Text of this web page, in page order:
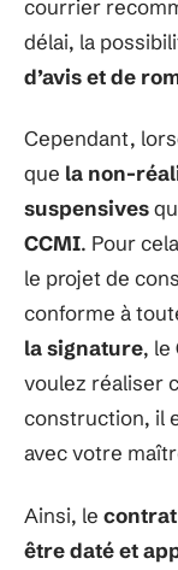
courrier
délai, la
d’avis et de
Cependant,
que la non-
suspensives
CCMI. Pour
le projet de
conforme à
la signature, le
voulez réaliser
construction, il
avec votre
Ainsi, le contrat
être daté et